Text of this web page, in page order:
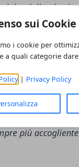
sui Cookie
i cookie per
a quali categorie
| Privacy Policy
e dello
tutti
è fondere
Perugia, con
il variegato
– Tutto
sono di casa”
live più
più accogliente